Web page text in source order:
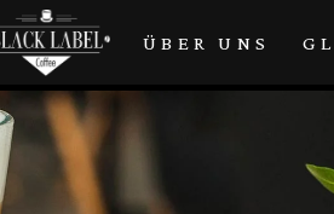
ÜBER UNS